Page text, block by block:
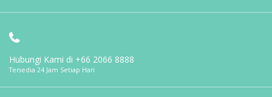
Hubungi Kami di +66 2066 8888
Tersedia 24 Jam Setiap Hari